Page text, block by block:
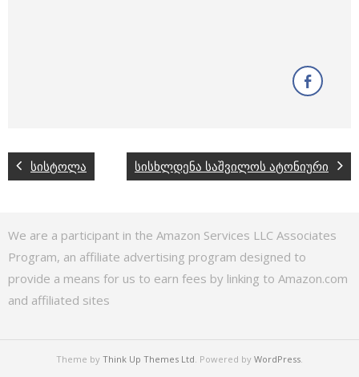
სისტოლა სისხლდენა საშვილოს ატონიური
We are a participant in the Amazon Services LLC Associates
Program, an affiliate advertising program designed to
provide a means for us to earn fees by linking to Amazon.com
and affiliated sites
Theme by Think Up Themes Ltd . Powered by WordPress